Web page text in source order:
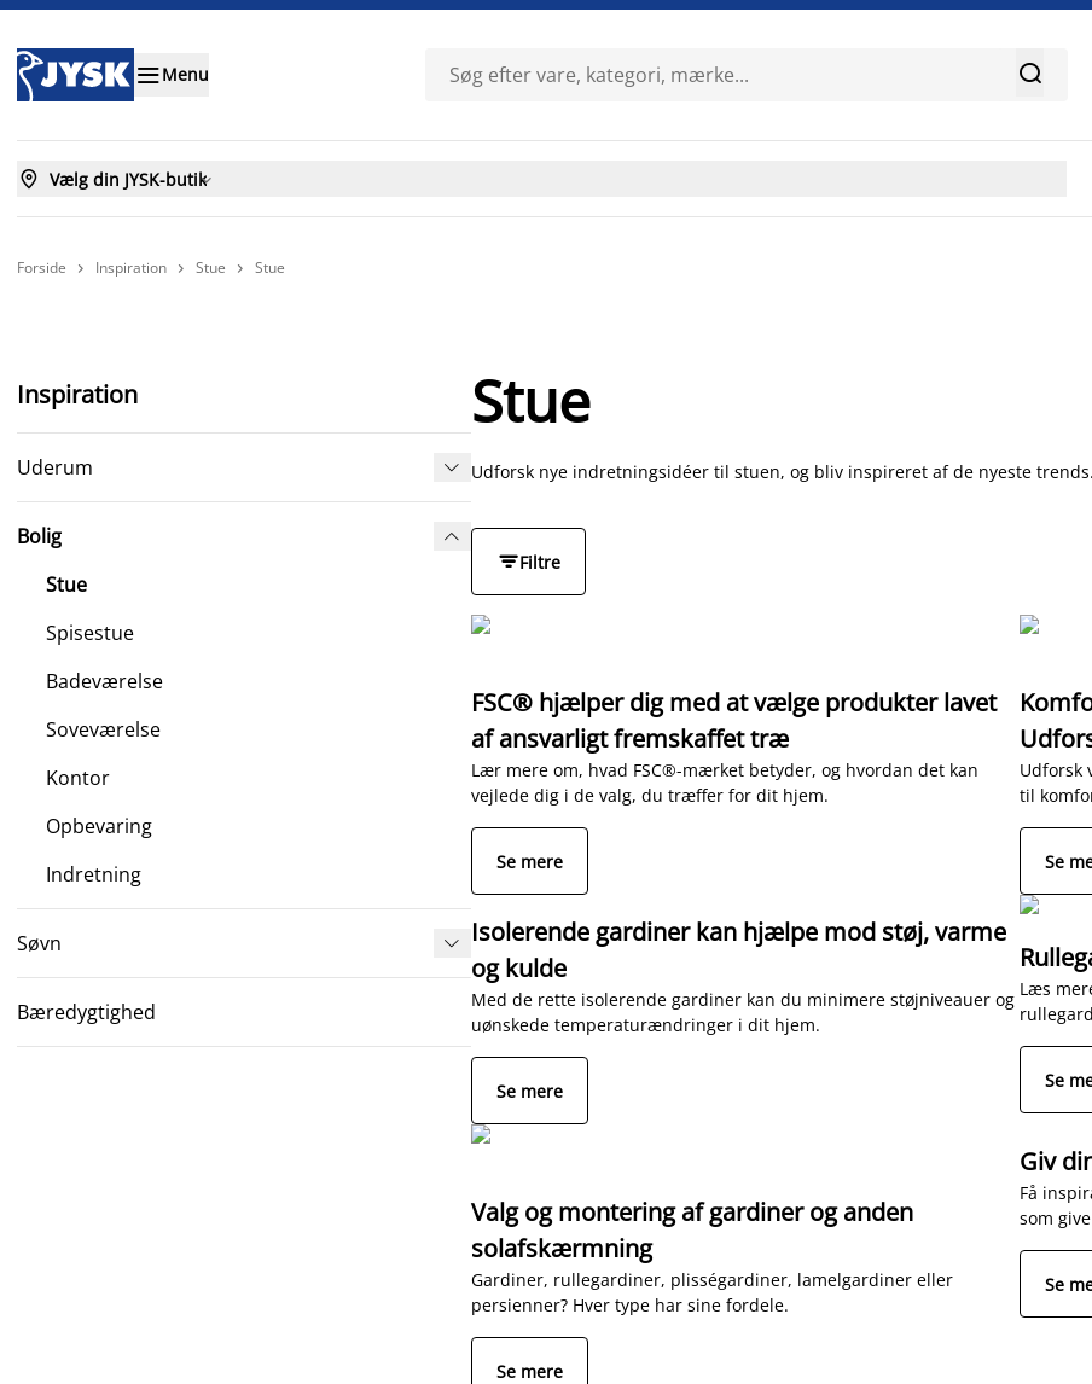
Menu 
 Vælg din JYSK-butik
Forside  Inspiration  Stue  Stue
Inspiration
Uderum 
Bolig 
Stue
Spisestue
Badeværelse
Soveværelse
Kontor
Opbevaring
Indretning
Søvn 
Bæredygtighed
Stue
Udforsk nye indretningsidéer til stuen, og bliv inspireret af de nyeste trends.
Filtre
FSC® hjælper dig med at vælge produkter lavet
af ansvarligt fremskaffet træ
Lær mere om, hvad FSC®-mærket betyder, og hvordan det kan
vejlede dig i de valg, du træffer for dit hjem.
Se mere
Udforsk
til
Se
Isolerende gardiner kan hjælpe mod støj, varme
og kulde
Med de rette isolerende gardiner kan du minimere støjniveauer og
uønskede temperaturændringer i dit hjem.
Se mere
Læs
Se
Valg og montering af gardiner og anden
solafskærmning
Gardiner, rullegardiner, plisségardiner, lamelgardiner eller
persienner? Hver type har sine fordele.
Se mere
Giv
Få
som
Se